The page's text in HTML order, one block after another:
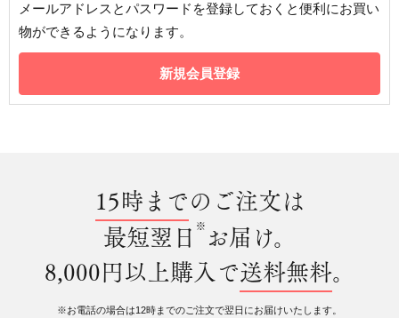
メールアドレスとパスワードを登録しておくと便利にお買い
物ができるようになります。
15時までのご注文は
最短翌日 ※ お届け。
8,000円以上購入で送料無料。
※お電話の場合は12時までのご注文で翌日にお届けいたします。